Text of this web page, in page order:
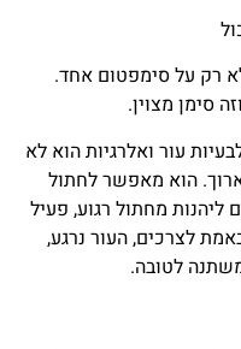
רק על סימפטום אחד.
סימן מצוין.
עור ואלרגיות הוא לא
ארוך. הוא מאפשר לחתול
ליהנות מחתול רגוע, פעיל
לצרכים, העור נרגע,
לטובה.